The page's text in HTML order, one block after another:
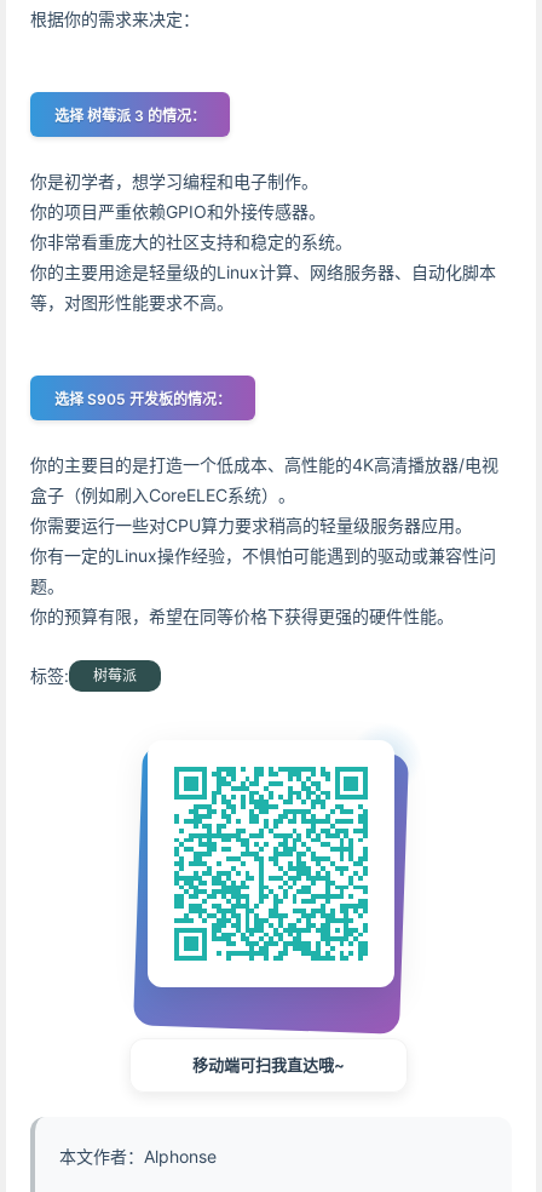
根据你的需求来决定：
选择 树莓派 3 的情况：
你是初学者，想学习编程和电子制作。
你的项目严重依赖GPIO和外接传感器。
你非常看重庞大的社区支持和稳定的系统。
你的主要用途是轻量级的Linux计算、网络服务器、自动化脚本
等，对图形性能要求不高。
选择 S905 开发板的情况：
你的主要目的是打造一个低成本、高性能的4K高清播放器/电视
盒子（例如刷入CoreELEC系统）。
你需要运行一些对CPU算力要求稍高的轻量级服务器应用。
你有一定的Linux操作经验，不惧怕可能遇到的驱动或兼容性问
题。
你的预算有限，希望在同等价格下获得更强的硬件性能。
标签: 树莓派
移动端可扫我直达哦~
本文作者：Alphonse